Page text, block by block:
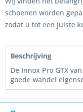
schoenen worden
zodat u tot een juiste
Beschrijving
De Innox Pro GTX
goede wandel